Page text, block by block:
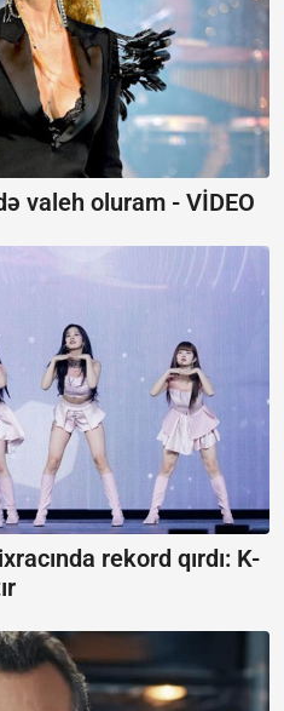
valeh oluram - VİDEO
rekord qırdı: K-